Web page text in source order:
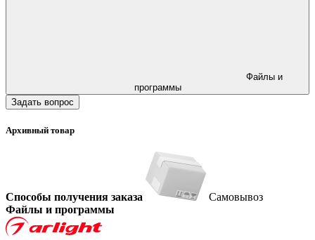
программы
Задать вопрос
Архивный товар
Способы получения заказа
Самовывоз
Файлы и программы